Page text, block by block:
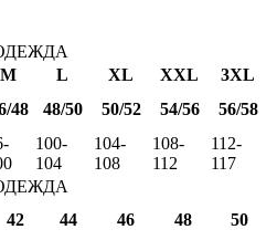
M L XL XXL
3XL
48 48/50 50/52 54/56 56/58
100-
104
104-
108
108-
112
112-
117
42 44 46 48
50